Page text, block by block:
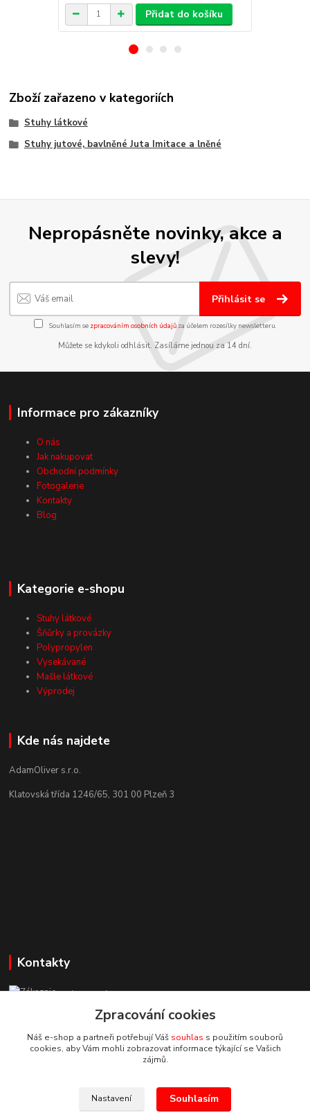
Přidat do košíku
Zboží zařazeno v kategoriích
Stuhy látkové
Stuhy jutové, bavlněné Juta Imitace a lněné
Nepropásněte novinky, akce a
slevy!
Přihlásit se
Souhlasím se zpracováním osobních údajůza účelem rozesílky newsletteru.
Můžete se kdykoli odhlásit. Zasíláme jednou za 14 dní.
Informace pro zákazníky
O nás
Jak nakupovat
Obchodní podmínky
Fotogalerie
Kontakty
Blog
Kategorie e-shopu
Stuhy látkové
Šňůrky a provázky
Polypropylen
Vysekávané
Mašle látkové
Výprodej
Kde nás najdete
AdamOliver s.r.o.
Klatovská třída 1246/65, 301 00 Plzeň 3
Kontakty
Zákaznická podpora StuhyLevně.cz
+420 725 618 353
(Po-Pá, 8-16 hod.)
adamoliver@seznam.cz
Zpracování cookies
Náš e-shop a partneři potřebují Váš souhlas s použitím souborů
cookies, aby Vám mohli zobrazovat informace týkající se Vašich
zájmů.
Nastavení Souhlasím